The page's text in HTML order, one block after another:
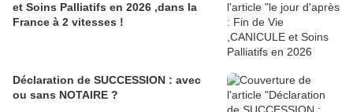
et Soins Palliatifs en 2026 ,dans la
France à 2 vitesses !
Déclaration de SUCCESSION : avec
ou sans NOTAIRE ?